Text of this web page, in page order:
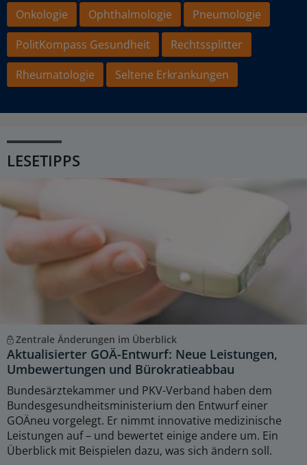
Onkologie
Ophthalmologie
Pneumologie
PolitKompass Gesundheit
Rechtssplitter
Rheumatologie
Seltene Erkrankungen
LESETIPPS
Zentrale Änderungen im Überblick
Aktualisierter GOÄ-Entwurf: Neue Leistungen,
Umbewertungen und Bürokratieabbau
Bundesärztekammer und PKV-Verband haben dem
Bundesgesundheitsministerium den Entwurf einer
GOÄneu vorgelegt. Er nimmt innovative medizinische
Leistungen auf – und bewertet einige andere um. Ein
Überblick mit Beispielen dazu, was sich ändern soll.